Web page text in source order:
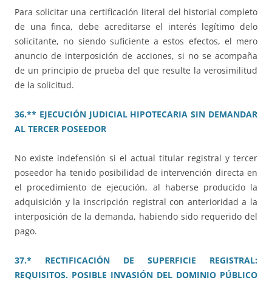
Para solicitar una certificación literal del historial completo
de una finca, debe acreditarse el interés legítimo delo
solicitante, no siendo suficiente a estos efectos, el mero
anuncio de interposición de acciones, si no se acompaña
de un principio de prueba del que resulte la verosimilitud
de la solicitud.
36.** EJECUCIÓN JUDICIAL HIPOTECARIA SIN DEMANDAR
AL TERCER POSEEDOR
No existe indefensión si el actual titular registral y tercer
poseedor ha tenido posibilidad de intervención directa en
el procedimiento de ejecución, al haberse producido la
adquisición y la inscripción registral con anterioridad a la
interposición de la demanda, habiendo sido requerido del
pago.
37.* RECTIFICACIÓN DE SUPERFICIE REGISTRAL:
REQUISITOS. POSIBLE INVASIÓN DEL DOMINIO PÚBLICO